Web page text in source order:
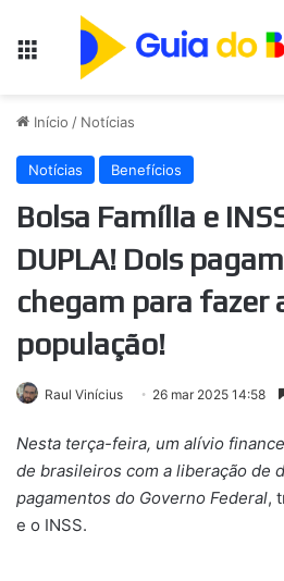
Início / Notícias
Notícias Benefícios
Bolsa Família e
DUPLA! Dois
chegam para fazer
população!
Raul Vinícius 26 mar 2025 14:58
Nesta terça-feira, um alívio
de brasileiros com a liberação de
pagamentos do Governo Federal,
e o INSS.